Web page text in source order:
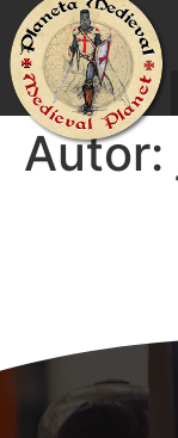
Autor: